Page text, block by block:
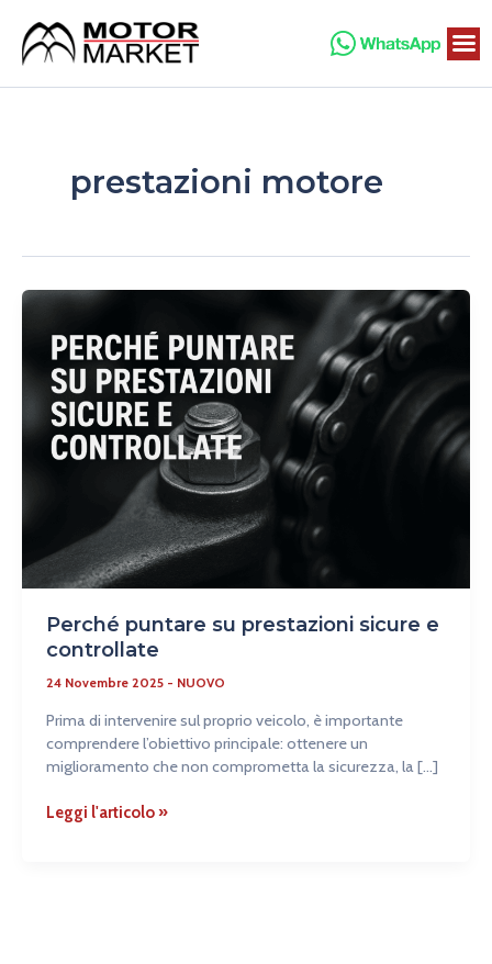
contenuto
prestazioni motore
Perché puntare su prestazioni sicure e
controllate
24 Novembre 2025 - NUOVO
Prima di intervenire sul proprio veicolo, è importante
comprendere l’obiettivo principale: ottenere un
miglioramento che non comprometta la sicurezza, la […]
Perché
su
prestazioni
sicure
e
controllate
Leggi l'articolo »